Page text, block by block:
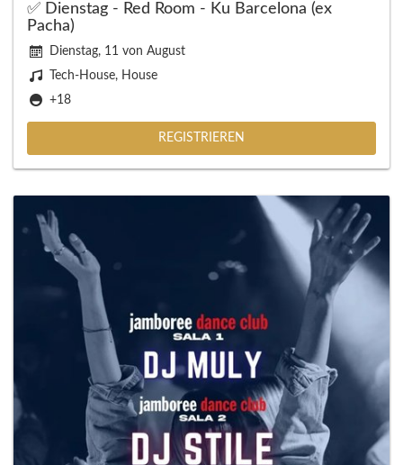
✅ Dienstag - Red Room - Ku Barcelona (ex
Pacha)
Dienstag, 11 von August
Tech-House, House
+18
REGISTRIEREN